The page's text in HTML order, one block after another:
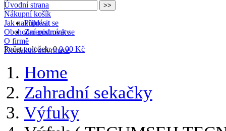
Přihlásit se
Zaregistrovat se
Počet položek: 0 0,00 Kč
Úvodní strana
Nákupní košík
Jak nakupovat
Obchodní podmínky
O firmě
Kontaktní informace
Home
Zahradní sekačky
Výfuky